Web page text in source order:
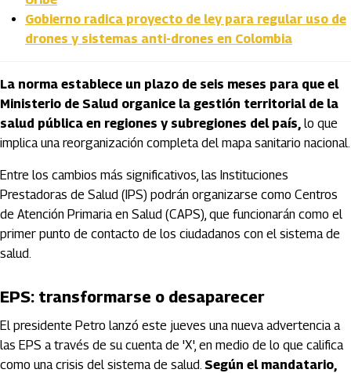
Gobierno radica proyecto de ley para regular uso de
drones y sistemas anti-drones en Colombia
La norma establece un plazo de seis meses para que el
Ministerio de Salud organice la gestión territorial de la
salud pública en regiones y subregiones del país, lo que
implica una reorganización completa del mapa sanitario nacional.
Entre los cambios más significativos, las Instituciones
Prestadoras de Salud (IPS) podrán organizarse como Centros
de Atención Primaria en Salud (CAPS), que funcionarán como el
primer punto de contacto de los ciudadanos con el sistema de
salud.
EPS: transformarse o desaparecer
El presidente Petro lanzó este jueves una nueva advertencia a
las EPS a través de su cuenta de 'X', en medio de lo que califica
como una crisis del sistema de salud. Según el mandatario,